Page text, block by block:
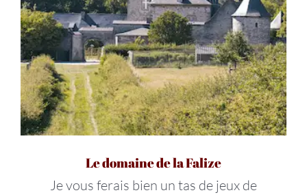
Le domaine de la Falize
Je vous ferais bien un tas de jeux de